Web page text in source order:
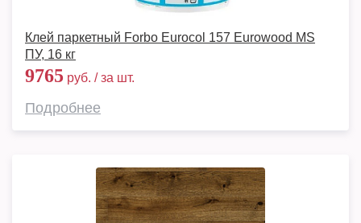
Клей паркетный Forbo Eurocol 157 Eurowood MS
ПУ, 16 кг
9765 руб. / за шт.
Подробнее